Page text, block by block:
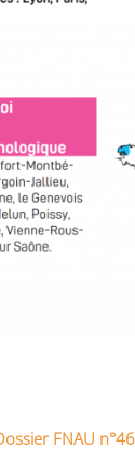
FNAU n°46